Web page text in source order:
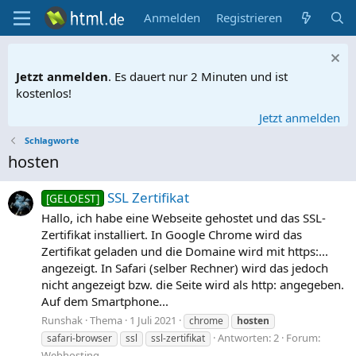
Anmelden Registrieren
Jetzt anmelden. Es dauert nur 2 Minuten und ist
kostenlos!
Jetzt anmelden
Schlagworte
hosten
[GELOEST] SSL Zertifikat
Hallo, ich habe eine Webseite gehostet und das SSL-
Zertifikat installiert. In Google Chrome wird das
Zertifikat geladen und die Domaine wird mit https:...
angezeigt. In Safari (selber Rechner) wird das jedoch
nicht angezeigt bzw. die Seite wird als http: angegeben.
Auf dem Smartphone...
Runshak Thema 1 Juli 2021 chrome
hosten
safari-browser
ssl ssl-zertifikat Antworten: 2 Forum: